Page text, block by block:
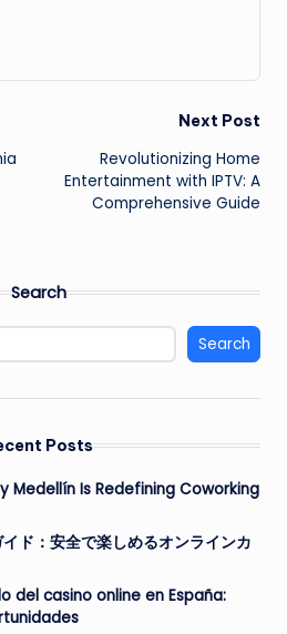
Next Post
Revolutionizing Home
Entertainment with IPTV: A
Comprehensive Guide
Search
Search
Posts
Medellín Is Redefining Coworking
ド：安全で楽しめるオンラインカ
del casino online en España: